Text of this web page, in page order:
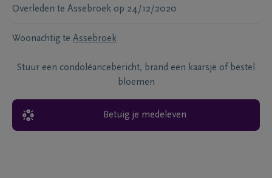
Overleden te Assebroek op 24/12/2020
Woonachtig te Assebroek
Stuur een condoléancebericht, brand een kaarsje of bestel
bloemen
Betuig je medeleven